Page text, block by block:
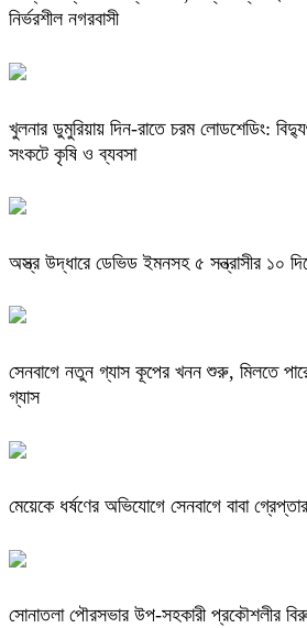
নির্ভরশীল নগরবাসী
খুলনার ডুমুরিয়ায় দিন-রাতে চরম লোডশেডিং:
সংকটে কৃষি ও ব্যবসা
অস্ত্র উদ্ধারে ডেভিড ইমনসহ ৫ সন্ত্রাসীর ১০
সেনবাগে নতুন গ্যাস কূপের খনন শুরু, মিলতে
গ্যাস
মেয়েকে ধর্ষণের অভিযোগে সেনবাগে বাবা গ্রেপ্তার
সোনাতলা পৌরসভার উপ-সহকারী প্রকৌশলীর